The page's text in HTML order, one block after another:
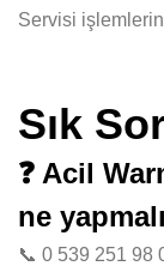
Servisi
Sık
❓ Acil
ne
📞 0 539 251 98